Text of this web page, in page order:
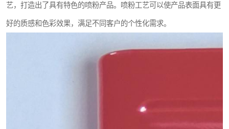
艺，打造出了具有特色的喷粉产品。喷粉工艺可以使产品表面具有更
好的质感和色彩效果，满足不同客户的个性化需求。